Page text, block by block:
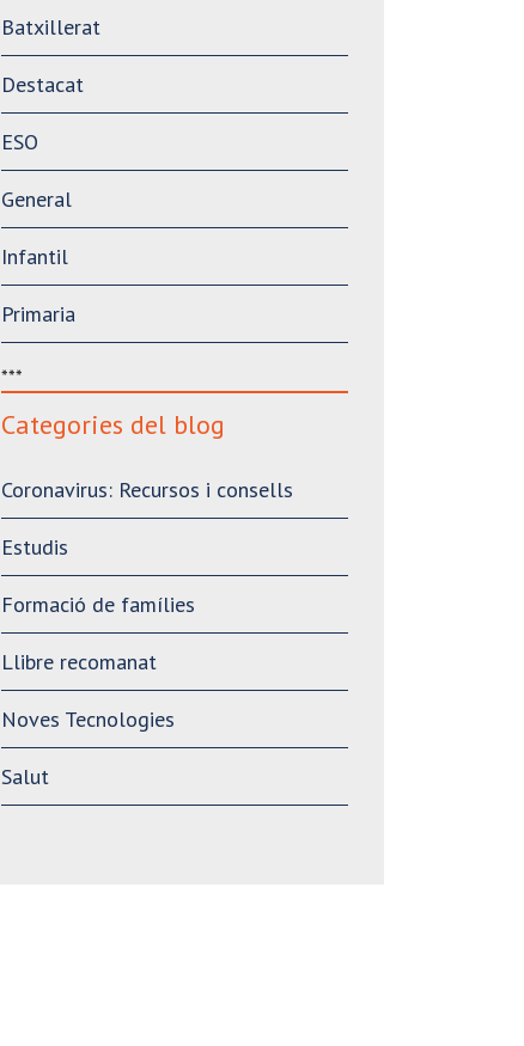
Batxillerat
Destacat
ESO
General
Infantil
Primaria
***
Categories del blog
Coronavirus: Recursos i consells
Estudis
Formació de famílies
Llibre recomanat
Noves Tecnologies
Salut